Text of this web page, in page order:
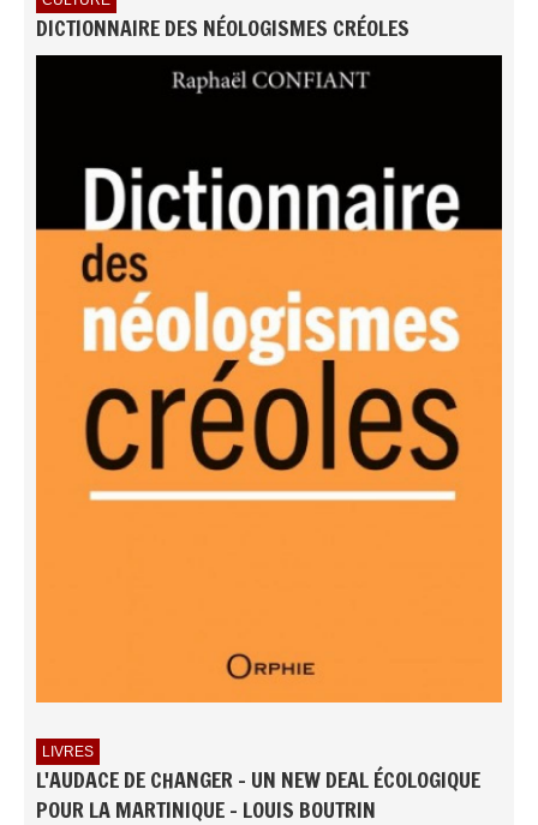
DICTIONNAIRE DES NÉOLOGISMES CRÉOLES
LIVRES
L'AUDACE DE CHANGER - UN NEW DEAL ÉCOLOGIQUE
POUR LA MARTINIQUE - LOUIS BOUTRIN